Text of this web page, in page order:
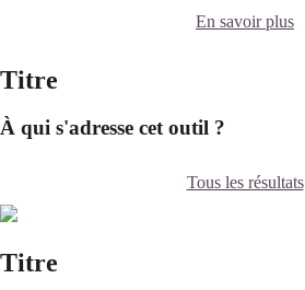
En savoir plus
Titre
À qui s'adresse cet outil ?
Tous les résultats
Titre